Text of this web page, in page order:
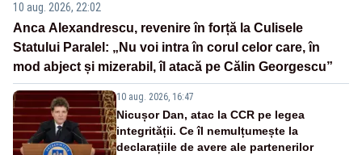
10 aug. 2026, 22:02
Anca Alexandrescu, revenire în forță la Culisele
Statului Paralel: „Nu voi intra în corul celor care, în
mod abject și mizerabil, îl atacă pe Călin Georgescu”
10 aug. 2026, 16:47
Nicușor Dan, atac la CCR pe legea
integrității. Ce îl nemulțumește la
declarațiile de avere ale partenerilor